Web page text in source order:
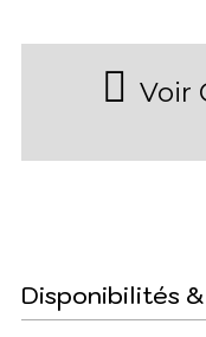
Voir
Disponibilités